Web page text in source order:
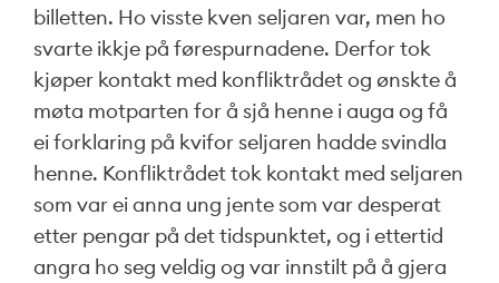
billetten. Ho visste kven seljaren var, men ho
svarte ikkje på førespurnadene. Derfor tok
kjøper kontakt med konfliktrådet og ønskte å
møta motparten for å sjå henne i auga og få
ei forklaring på kvifor seljaren hadde svindla
henne. Konfliktrådet tok kontakt med seljaren
som var ei anna ung jente som var desperat
etter pengar på det tidspunktet, og i ettertid
angra ho seg veldig og var innstilt på å gjera